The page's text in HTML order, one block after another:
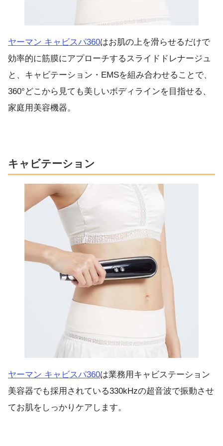
ヤーマン キャビスパ360はお肌の上を滑らせるだけで
効率的に筋膜にアプローチするスライドドレナージュ
と、キャビテーション・EMSを組み合わせることで、
360°どこから見ても美しいボディラインを目指せる、
家庭用美容機器。
キャビテーション
ヤーマン キャビスパ360は業務用キャビステーション
美容器でも採用されている330kHzの超音波で振動させ
てお肌をしっかりケアします。